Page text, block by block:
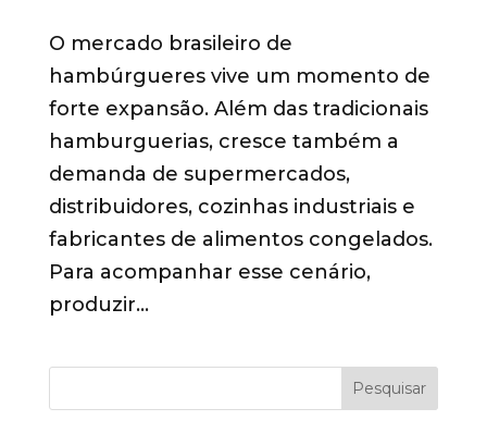
O mercado brasileiro de
hambúrgueres vive um momento de
forte expansão. Além das tradicionais
hamburguerias, cresce também a
demanda de supermercados,
distribuidores, cozinhas industriais e
fabricantes de alimentos congelados.
Para acompanhar esse cenário,
produzir...
Pesquisar